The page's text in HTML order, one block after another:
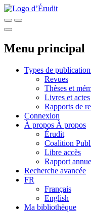
Menu principal
Types de
Revues
Thèses et
Livres et actes
Rapports de
Connexion
À propos À propos
Érudit
Coalition
Libre accès
Rapport
Recherche avancée
FR
Français
English
Ma bibliothèque